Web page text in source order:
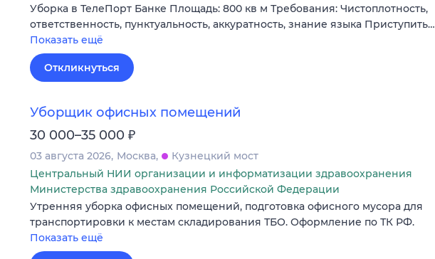
Уборка в ТелеПорт Банке Площадь: 800 кв м Требования: Чистоплотность,
ответственность, пунктуальность, аккуратность, знание языка Приступить…
Показать ещё
Откликнуться
Уборщик офисных помещений
30 000–35 000 ₽
03 августа 2026 Москва
Кузнецкий мост
Центральный НИИ организации и информатизации здравоохранения
Министерства здравоохранения Российской Федерации
Утренняя уборка офисных помещений, подготовка офисного мусора для
транспортировки к местам складирования ТБО. Оформление по ТК РФ.
Показать ещё